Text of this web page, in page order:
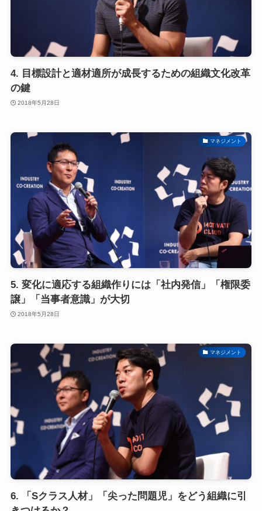
4. 目標設計と適材適所が成長するための組織文化改革
の鍵
2018年5月28日
マネジメント
5. 変化に適応する組織作りには「社内発信」「権限委
譲」「当事者意識」が大切
2018年5月28日
マネジメント
6. 「Sクラス人材」「尖った問題児」をどう組織に引